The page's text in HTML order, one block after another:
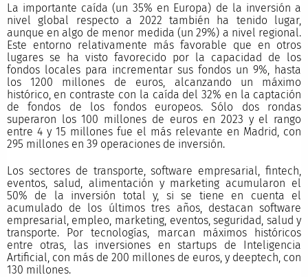
La importante caída (un 35% en Europa) de la inversión a
nivel global respecto a 2022 también ha tenido lugar,
aunque en algo de menor medida (un 29%) a nivel regional.
Este entorno relativamente más favorable que en otros
lugares se ha visto favorecido por la capacidad de los
fondos locales para incrementar sus fondos un 9%, hasta
los 1200 millones de euros, alcanzando un máximo
histórico, en contraste con la caída del 32% en la captación
de fondos de los fondos europeos. Sólo dos rondas
superaron los 100 millones de euros en 2023 y el rango
entre 4 y 15 millones fue el más relevante en Madrid, con
295 millones en 39 operaciones de inversión.
Los sectores de transporte, software empresarial, fintech,
eventos, salud, alimentación y marketing acumularon el
50% de la inversión total y, si se tiene en cuenta el
acumulado de los últimos tres años, destacan software
empresarial, empleo, marketing, eventos, seguridad, salud y
transporte. Por tecnologías, marcan máximos históricos
entre otras, las inversiones en startups de Inteligencia
Artificial, con más de 200 millones de euros, y deeptech, con
130 millones.